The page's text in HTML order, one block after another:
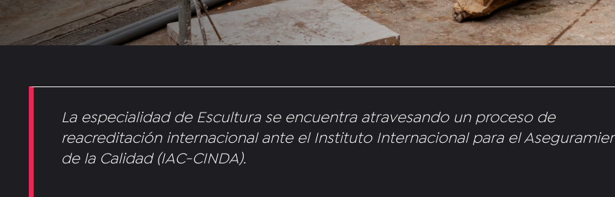
La especialidad de Escultura se encuentra atravesando un proceso de
reacreditación internacional ante el Instituto Internacional para el
de la Calidad (IAC-CINDA).